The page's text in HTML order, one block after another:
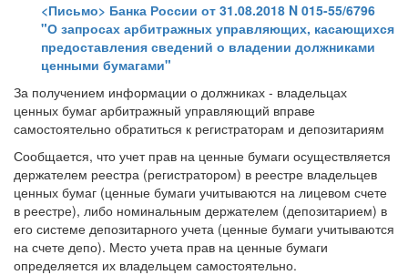
<Письмо> Банка России от 31.08.2018 N 015-55/6796
"О запросах арбитражных управляющих, касающихся
предоставления сведений о владении должниками
ценными бумагами"
За получением информации о должниках - владельцах
ценных бумаг арбитражный управляющий вправе
самостоятельно обратиться к регистраторам и депозитариям
Сообщается, что учет прав на ценные бумаги осуществляется
держателем реестра (регистратором) в реестре владельцев
ценных бумаг (ценные бумаги учитываются на лицевом счете
в реестре), либо номинальным держателем (депозитарием) в
его системе депозитарного учета (ценные бумаги учитываются
на счете депо). Место учета прав на ценные бумаги
определяется их владельцем самостоятельно.